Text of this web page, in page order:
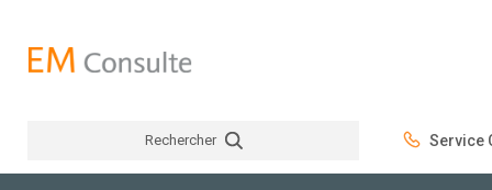
Rechercher Service